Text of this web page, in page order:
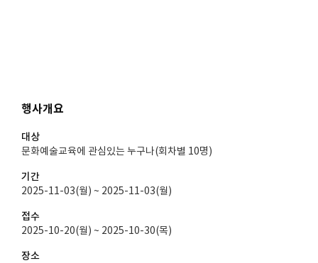
행사개요
대상
문화예술교육에 관심있는 누구나(회차별 10명)
기간
2025-11-03(월) ~ 2025-11-03(월)
접수
2025-10-20(월) ~ 2025-10-30(목)
장소